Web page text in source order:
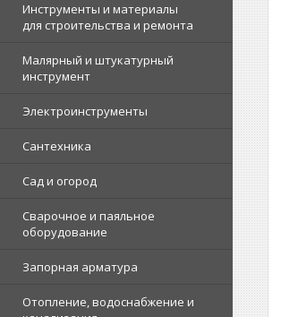
Инструменты и материалы
для строительства и ремонта
Малярный и штукатурный
инструмент
Электроинструменты
Сантехника
Сад и огород
Сварочное и паяльное
оборудование
Запорная арматура
Отопление, водоснабжение и